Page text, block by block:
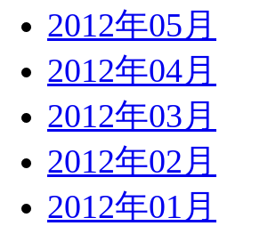
2012年05月
2012年04月
2012年03月
2012年02月
2012年01月